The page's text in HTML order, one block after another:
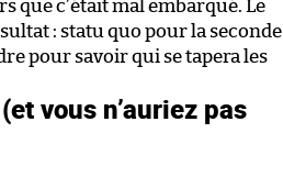
que c’était mal embarqué. Le
: statu quo pour la seconde
pour savoir qui se tapera les
(et vous n’auriez pas